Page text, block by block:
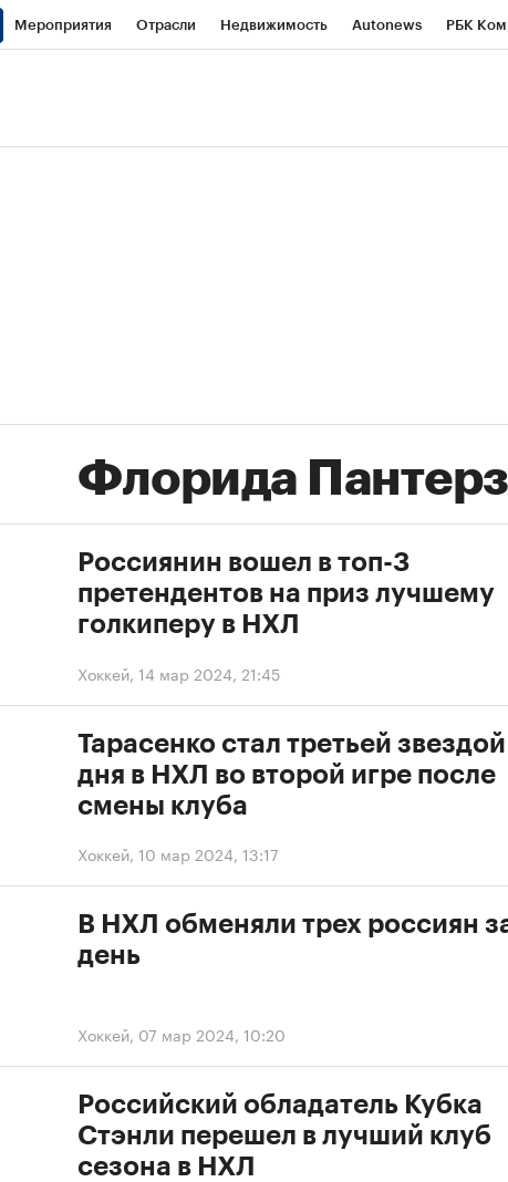
Мероприятия Отрасли Недвижимость Autonews РБК
Флорида Пантерз
Хоккей, 14 мар 2024, 21:45
Россиянин вошел в топ-3
претендентов на приз лучшему
голкиперу в НХЛ
Хоккей, 10 мар 2024, 13:17
Тарасенко стал третьей звездой
дня в НХЛ во второй игре после
смены клуба
Хоккей, 07 мар 2024, 10:20
В НХЛ обменяли трех россиян
день
Российский обладатель Кубка
Стэнли перешел в лучший клуб
сезона в НХЛ